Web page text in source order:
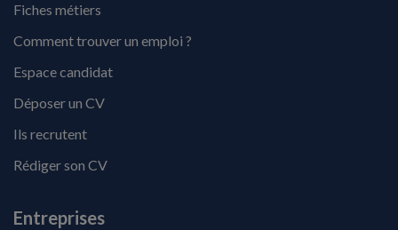
Fiches métiers
Comment trouver un emploi ?
Espace candidat
Déposer un CV
Ils recrutent
Rédiger son CV
Entreprises